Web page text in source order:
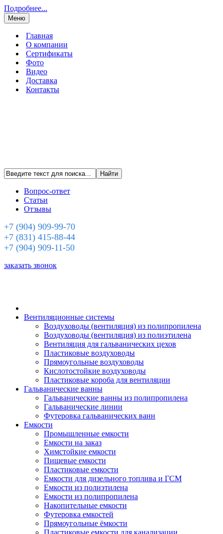
Подробнее...
Меню
Главная
О компании
Сертификаты
Фото
Видео
Доставка
Контакты
Вопрос-ответ
Статьи
Отзывы
+7 (904) 909-99-70
+7 (831) 415-88-44
+7 (904) 909-11-50
заказать звонок
Вентиляционные системы
Воздуховоды (вентиляция) из полипропилена
Воздуховоды (вентиляция) из полиэтилена
Вентиляция для гальванических цехов
Пластиковые воздуховоды
Прямоугольные воздуховоды
Кислотостойкие воздуховоды
Пластиковые короба для вентиляции
Гальванические ванны
Гальванические ванны из полипропилена
Гальванические линии
Футеровка гальванических ванн
Емкости
Промышленные емкости
Емкости на заказ
Химстойкие емкости
Пищевые емкости
Пластиковые емкости
Емкости для дизельного топлива и ГСМ
Емкости из полиэтилена
Емкости из полипропилена
Накопительные емкости
Футеровка емкостей
Прямоугольные ёмкости
Пластиковые емкости для канализации